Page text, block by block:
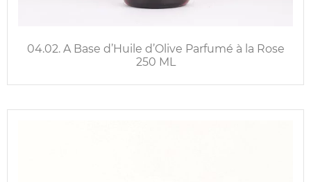
04.02. A Base d’Huile d’Olive Parfumé à la Rose
250 ML